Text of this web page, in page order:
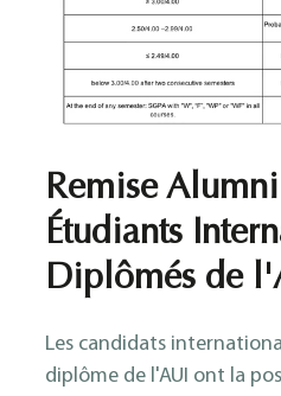
Remise
Étudiants
Diplômés de
Les candidats
diplôme de l'AUI ont la